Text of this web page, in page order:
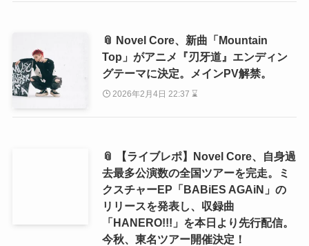
📎 Novel Core、新曲「Mountain
Top」がアニメ『刃牙道』エンディン
グテーマに決定。メインPV解禁。
2026年2月4日 22:37 ⌛
📎 【ライブレポ】Novel Core、自身過
去最多公演数の全国ツアーを完走。ミ
クスチャーEP「BABiES AGAiN」の
リリースを発表し、収録曲
「HANERO!!!」を本日より先行配信。
今秋、東名ツアー開催決定！